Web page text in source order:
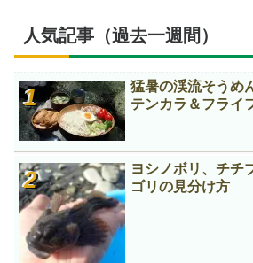
人気記事（過去一週間）
猛暑の渓流そうめ
テンカラ＆フライ
ヨシノボリ、チチ
ゴリの見分け方